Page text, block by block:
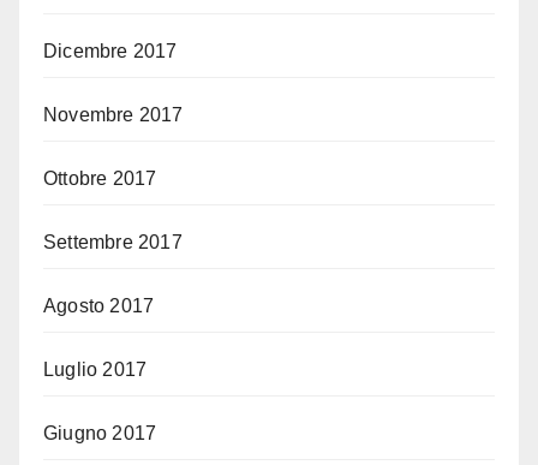
Dicembre 2017
Novembre 2017
Ottobre 2017
Settembre 2017
Agosto 2017
Luglio 2017
Giugno 2017